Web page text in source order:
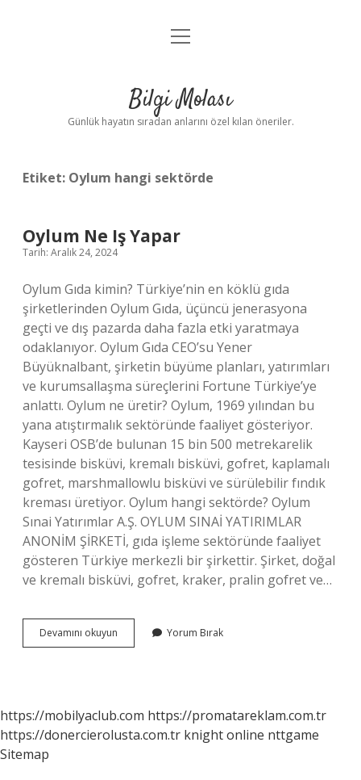
Anasayfa
Yasal Uyarı
menüyü
Bilgi Molası
Günlük hayatın sıradan anlarını özel kılan öneriler.
Etiket: Oylum hangi sektörde
Oylum Ne Iş Yapar
Tarih: Aralık 24, 2024
Oylum Gıda kimin? Türkiye’nin en köklü gıda
şirketlerinden Oylum Gıda, üçüncü jenerasyona
geçti ve dış pazarda daha fazla etki yaratmaya
odaklanıyor. Oylum Gıda CEO’su Yener
Büyüknalbant, şirketin büyüme planları, yatırımları
ve kurumsallaşma süreçlerini Fortune Türkiye’ye
anlattı. Oylum ne üretir? Oylum, 1969 yılından bu
yana atıştırmalık sektöründe faaliyet gösteriyor.
Kayseri OSB’de bulunan 15 bin 500 metrekarelik
tesisinde bisküvi, kremalı bisküvi, gofret, kaplamalı
gofret, marshmallowlu bisküvi ve sürülebilir fındık
kreması üretiyor. Oylum hangi sektörde? Oylum
Sınai Yatırımlar A.Ş. OYLUM SINAİ YATIRIMLAR
ANONİM ŞİRKETİ, gıda işleme sektöründe faaliyet
gösteren Türkiye merkezli bir şirkettir. Şirket, doğal
ve kremalı bisküvi, gofret, kraker, pralin gofret ve…
Devamını okuyun
Ne
Yorum Bırak
https://mobilyaclub.com https://promatareklam.com.tr
https://donercierolusta.com.tr knight online nttgame
Sitemap